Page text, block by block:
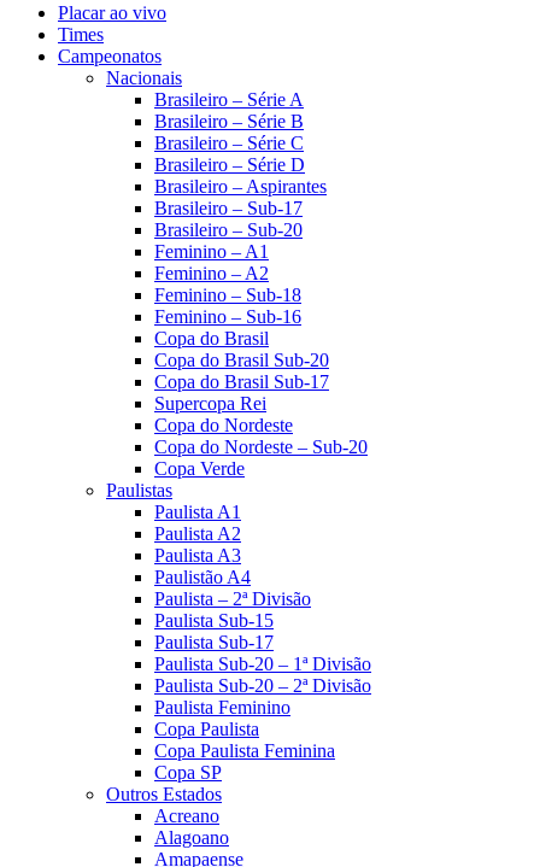
Placar ao vivo
Times
Campeonatos
Nacionais
Brasileiro – Série A
Brasileiro – Série B
Brasileiro – Série C
Brasileiro – Série D
Brasileiro – Aspirantes
Brasileiro – Sub-17
Brasileiro – Sub-20
Feminino – A1
Feminino – A2
Feminino – Sub-18
Feminino – Sub-16
Copa do Brasil
Copa do Brasil Sub-20
Copa do Brasil Sub-17
Supercopa Rei
Copa do Nordeste
Copa do Nordeste – Sub-20
Copa Verde
Paulistas
Paulista A1
Paulista A2
Paulista A3
Paulistão A4
Paulista – 2ª Divisão
Paulista Sub-15
Paulista Sub-17
Paulista Sub-20 – 1ª Divisão
Paulista Sub-20 – 2ª Divisão
Paulista Feminino
Copa Paulista
Copa Paulista Feminina
Copa SP
Outros Estados
Acreano
Alagoano
Amapaense